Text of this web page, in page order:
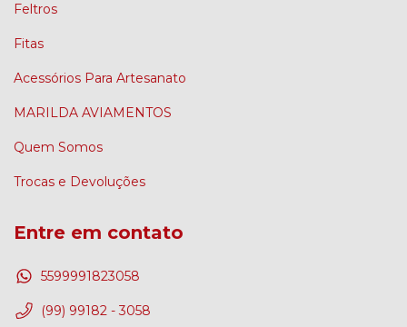
Feltros
Fitas
Acessórios Para Artesanato
MARILDA AVIAMENTOS
Quem Somos
Trocas e Devoluções
Entre em contato
5599991823058
(99) 99182 - 3058